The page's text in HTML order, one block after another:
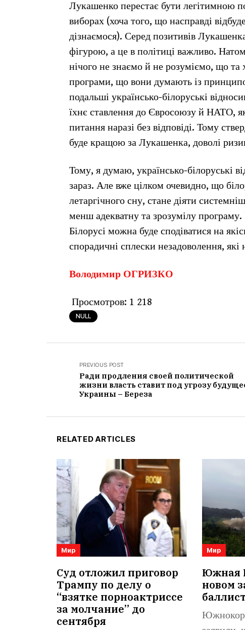
Лукашенко перестає бути легітимною
виборах (хоча того, що насправді
дізнаємося). Серед позитивів
фігурою, а це в політиці важливо.
нічого не знаємо й не розуміємо, що та
програми, що вони думають із
подальші українсько-білоруські
їхнє ставлення до Євросоюзу й НАТО,
питання наразі без відповіді. Тому
буде кращою за Лукашенка, доволі
Тому, я думаю, українсько-білоруські
зараз. Але вже цілком очевидно, що
летаргічного сну, стане діяти
менш адекватну та зрозумілу
Білорусі можна буде сподіватися на
спорадичні сплески незадоволення, які
Володимир ОГРИЗКО
Просмотров: 1 218
NULL
PREVIOUS POST
Ради продления своей политической
жизни власть ставит под угрозу
Украины – Береза
RELATED ARTICLES
Мир
Суд отложил приговор
Трампу по делу о
“взятке порноактриссе
за молчание” до
сентября
Мир
Южная
новом